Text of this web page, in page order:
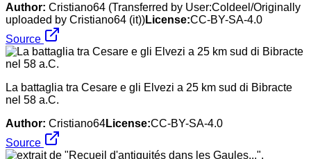
Author: Cristiano64 (Transferred by User:Coldeel/Originally
uploaded by Cristiano64 (it))License:CC-BY-SA-4.0
Source
La battaglia tra Cesare e gli Elvezi a 25 km sud di Bibracte
nel 58 a.C.
Author: Cristiano64License:CC-BY-SA-4.0
Source